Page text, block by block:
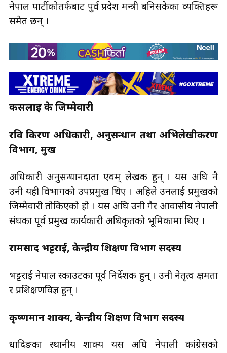
नेपाल पार्टीकोतर्फबाट पुर्व प्रदेश मन्त्री बनिसकेका व्यक्तिहरू
समेत छन् ।
कसलाई के जिम्मेवारी
रवि किरण अधिकारी, अनुसन्धान तथा अभिलेखीकरण
विभाग, प्रमुख
अधिकारी अनुसन्धानदाता एवम् लेखक हुन् । यस अघि नै
उनी यही विभागको उपप्रमुख थिए । अहिले उनलाई प्रमुखको
जिम्मेवारी तोकिएको हो । यस अघि उनी गैर आवासीय नेपाली
संघका पूर्व प्रमुख कार्यकारी अधिकृतको भूमिकामा थिए ।
रामप्रसाद भट्टराई, केन्द्रीय प्रशिक्षण विभाग सदस्य
भट्टराई नेपाल स्काउटका पूर्व निर्देशक हुन् । उनी नेतृत्व क्षमता
र प्रशिक्षणविज्ञ हुन् ।
कृष्णमान शाक्य, केन्द्रीय प्रशिक्षण विभाग सदस्य
धादिङका स्थानीय शाक्य यस अघि नेपाली कांग्रेसको